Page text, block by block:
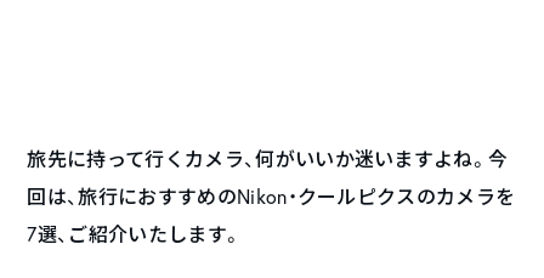
旅先に持って行くカメラ、何がいいか迷いますよね。今
回は、旅行におすすめのNikon・クールピクスのカメラを
7選、ご紹介いたします。